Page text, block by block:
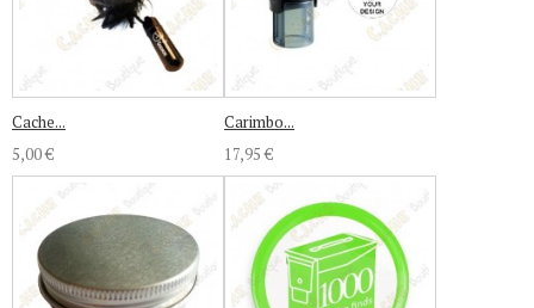
Cache...
5,00 €
Carimbo...
17,95 €